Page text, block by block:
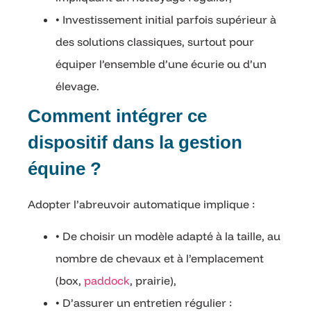
• Investissement initial parfois supérieur à
des solutions classiques, surtout pour
équiper l’ensemble d’une écurie ou d’un
élevage.
Comment intégrer ce
dispositif dans la gestion
équine ?
Adopter l’abreuvoir automatique implique :
• De choisir un modèle adapté à la taille, au
nombre de chevaux et à l’emplacement
(box, paddock, prairie),
• D’assurer un entretien régulier :